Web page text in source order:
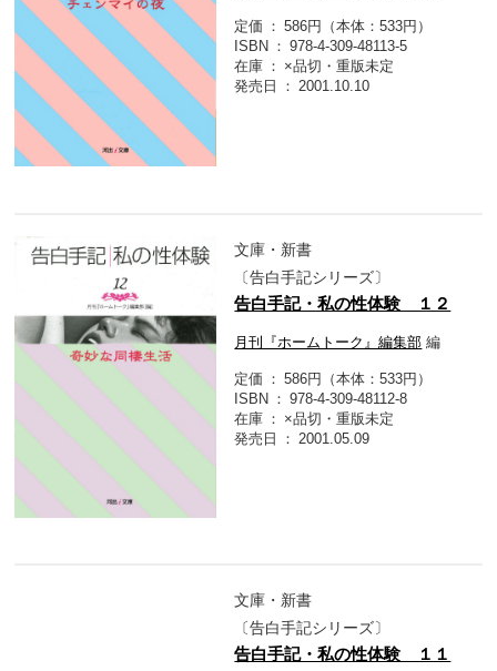
定価
586円（本体：533円）
ISBN
978-4-309-48113-5
在庫
×品切・重版未定
発売日
2001.10.10
文庫・新書
〔告白手記シリーズ〕
告白手記・私の性体験 １２
月刊『ホームトーク』編集部 編
定価
586円（本体：533円）
ISBN
978-4-309-48112-8
在庫
×品切・重版未定
発売日
2001.05.09
文庫・新書
〔告白手記シリーズ〕
告白手記・私の性体験 １１